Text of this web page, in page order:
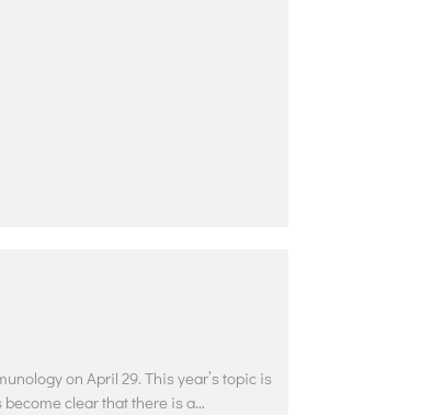
on April 29. This year’s topic is
clear that there is a…